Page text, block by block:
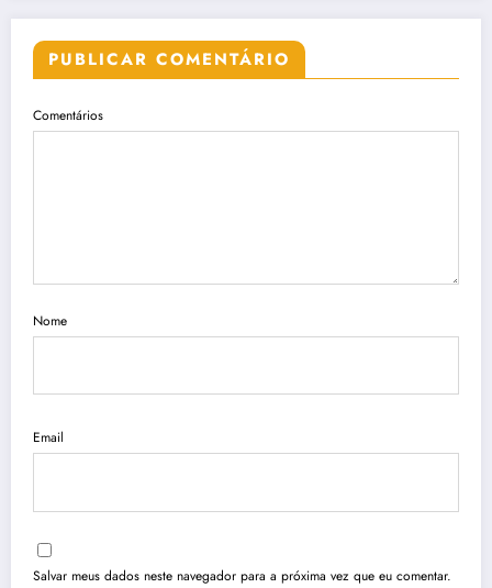
PUBLICAR COMENTÁRIO
Comentários
Nome
Email
Salvar meus dados neste navegador para a próxima vez que eu comentar.